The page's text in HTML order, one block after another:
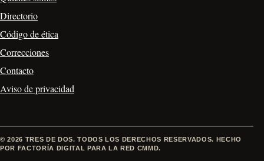
Directorio
Código de ética
Correcciones
Contacto
Aviso de privacidad
© 2026 TRES DE DOS. TODOS LOS DERECHOS RESERVADOS. HECHO
POR FACTORÍA DIGITAL PARA LA RED CMMD.